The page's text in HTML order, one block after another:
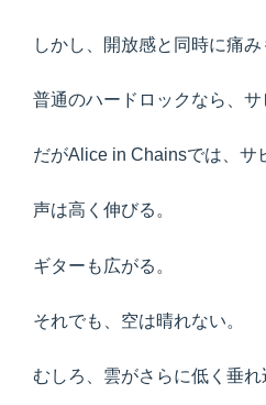
しかし、開放感と同時に痛み
普通のハードロックなら、サ
だがAlice in Chainsでは、サ
声は高く伸びる。
ギターも広がる。
それでも、空は晴れない。
むしろ、雲がさらに低く垂れ